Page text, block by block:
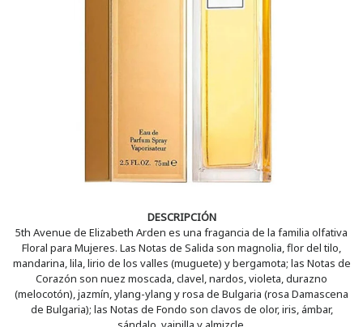
DESCRIPCIÓN
5th Avenue de Elizabeth Arden es una fragancia de la familia olfativa
Floral para Mujeres. Las Notas de Salida son magnolia, flor del tilo,
mandarina, lila, lirio de los valles (muguete) y bergamota; las Notas de
Corazón son nuez moscada, clavel, nardos, violeta, durazno
(melocotón), jazmín, ylang-ylang y rosa de Bulgaria (rosa Damascena
de Bulgaria); las Notas de Fondo son clavos de olor, iris, ámbar,